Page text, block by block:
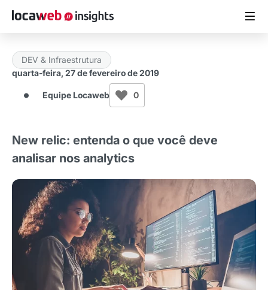
ARTIGOS
MATERIAIS GRATUITOS
ESTUDOS
LOCAWEB.COM.BR
DEV & Infraestrutura
quarta-feira, 27 de fevereiro de 2019
Equipe Locaweb 0
New relic: entenda o que você deve
analisar nos analytics